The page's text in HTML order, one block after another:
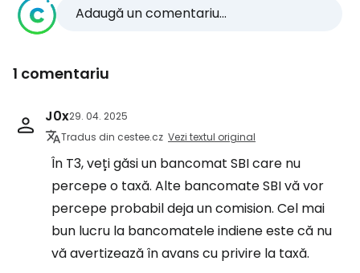
Adaugă un comentariu...
1 comentariu
J0x29. 04. 2025
Tradus din cestee.cz Vezi textul original
În T3, veți găsi un bancomat SBI care nu
percepe o taxă. Alte bancomate SBI vă vor
percepe probabil deja un comision. Cel mai
bun lucru la bancomatele indiene este că nu
vă avertizează în avans cu privire la taxă.